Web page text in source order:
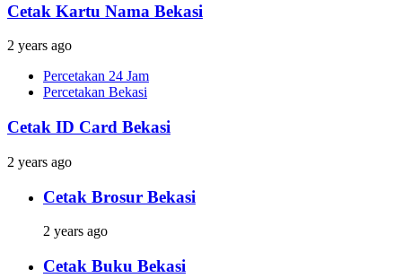
Cetak Kartu Nama Bekasi
2 years ago
Percetakan 24 Jam
Percetakan Bekasi
Cetak ID Card Bekasi
2 years ago
Cetak Brosur Bekasi
2 years ago
Cetak Buku Bekasi